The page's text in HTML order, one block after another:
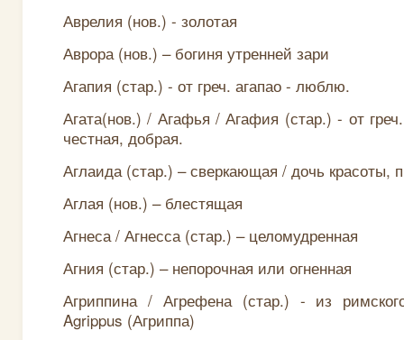
Аврелия (нов.) - золотая
Аврора (нов.) – богиня утренней зари
Агапия (стар.) - от греч. агапао - люблю.
Агата(нов.) / Агафья / Агафия (стар.) - от
честная, добрая.
Аглаида (стар.) – сверкающая / дочь красоты,
Аглая (нов.) – блестящая
Агнеса / Агнесса (стар.) – целомудренная
Агния (стар.) – непорочная или огненная
Агриппина / Агрефена (стар.) - из
Agrippus (Агриппа)